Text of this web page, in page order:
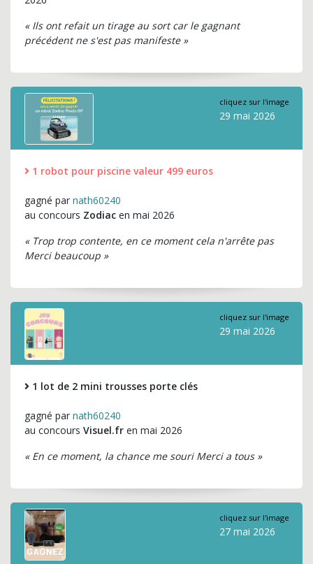
« Ils ont refait un tirage au sort car le gagnant
précédent ne s'est pas manifeste »
cliquez sur l'image
29 mai 2026
1 robot pour piscine valeur 499 euros
gagné par nath60240
au concours Zodiac en mai 2026
« Trop trop contente, en ce moment cela n'arrête pas
Merci beaucoup »
cliquez sur l'image
29 mai 2026
1 lot de 2 mini trousses porte clés
gagné par nath60240
au concours Visuel.fr en mai 2026
« En ce moment, la chance me souri Merci a tous »
cliquez sur l'image
27 mai 2026